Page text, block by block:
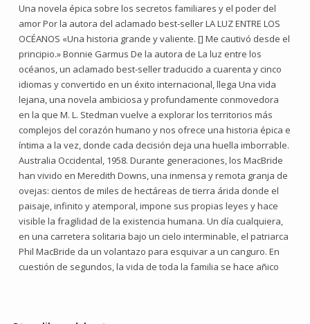
Una novela épica sobre los secretos familiares y el poder del
amor Por la autora del aclamado best-seller LA LUZ ENTRE LOS
OCÉANOS «Una historia grande y valiente. [] Me cautivó desde el
principio.» Bonnie Garmus De la autora de La luz entre los
océanos, un aclamado best-seller traducido a cuarenta y cinco
idiomas y convertido en un éxito internacional, llega Una vida
lejana, una novela ambiciosa y profundamente conmovedora
en la que M. L. Stedman vuelve a explorar los territorios más
complejos del corazón humano y nos ofrece una historia épica e
íntima a la vez, donde cada decisión deja una huella imborrable.
Australia Occidental, 1958. Durante generaciones, los MacBride
han vivido en Meredith Downs, una inmensa y remota granja de
ovejas: cientos de miles de hectáreas de tierra árida donde el
paisaje, infinito y atemporal, impone sus propias leyes y hace
visible la fragilidad de la existencia humana. Un día cualquiera,
en una carretera solitaria bajo un cielo interminable, el patriarca
Phil MacBride da un volantazo para esquivar a un canguro. En
cuestión de segundos, la vida de toda la familia se hace añico